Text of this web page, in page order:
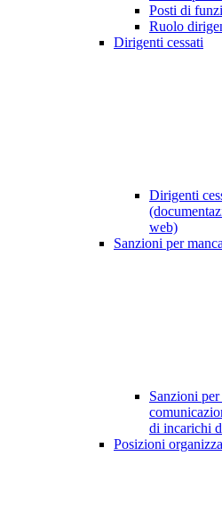
Posti di
Ruolo
Dirigenti cessati
Dirigenti
web)
Sanzioni per
Sanzioni
di incarichi
Posizioni